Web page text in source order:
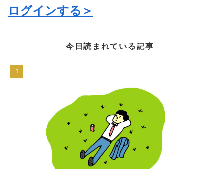
ログインする＞
今日読まれている記事